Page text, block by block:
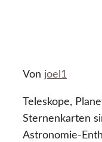
Von joel1
Teleskope,
Sternenkarten
Astronomie-